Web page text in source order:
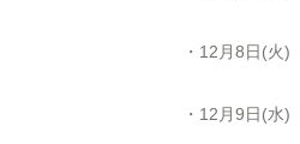
・12月8日(火
・12月9日(水